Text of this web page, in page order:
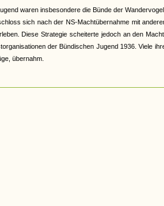
waren insbesondere die Bünde der
sich nach der NS-Machtübernahme mit
Diese Strategie scheiterte jedoch an den
der Bündischen Jugend 1936. Viele
übernahm.